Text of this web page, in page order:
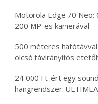
Motorola Edge 70 Neo:
200 MP-es kamerával
500 méteres
olcsó távirányítós
24 000 Ft-ért egy
hangrendszer: